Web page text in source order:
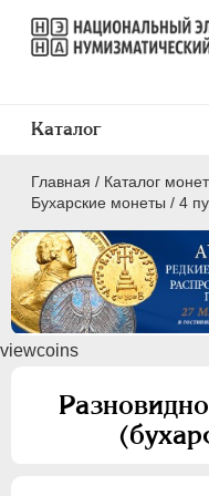
Главная / Каталог
Бухарские монеты / 4
viewcoins
Каталог
ПEТР I 1699 - 1725
ЕКАТЕРИНА I
АННА ИОАННОВНА
ИОАНН